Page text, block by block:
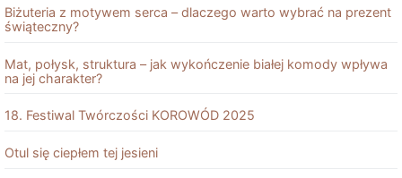
Biżuteria z motywem serca – dlaczego warto wybrać na prezent
świąteczny?
Mat, połysk, struktura – jak wykończenie białej komody wpływa
na jej charakter?
18. Festiwal Twórczości KOROWÓD 2025
Otul się ciepłem tej jesieni